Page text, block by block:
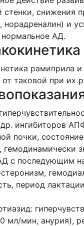
стенки, снижения
норадреналин) и
нормальное АД.
рамиприла
от таковой при их
ингибиторов
почки,
с последующим
период
мл/мин, анурия),